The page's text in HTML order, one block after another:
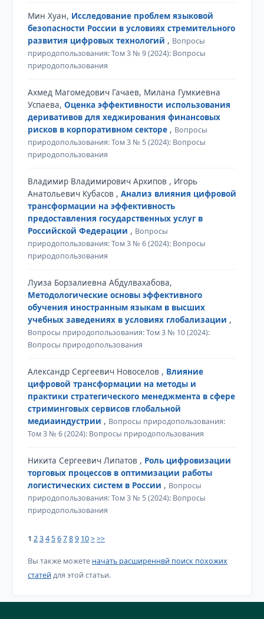
Мин Хуан, Исследование проблем языковой
безопасности России в условиях стремительного
развития цифровых технологий , Вопросы
природопользования: Том 3 № 9 (2024): Вопросы
природопользования
Ахмед Магомедович Гачаев, Милана Гумкиевна
Успаева, Оценка эффективности использования
деривативов для хеджирования финансовых
рисков в корпоративном секторе , Вопросы
природопользования: Том 3 № 5 (2024): Вопросы
природопользования
Владимир Владимирович Архипов , Игорь
Анатольевич Кубасов , Анализ влияния цифровой
трансформации на эффективность
предоставления государственных услуг в
Российской Федерации , Вопросы
природопользования: Том 3 № 6 (2024): Вопросы
природопользования
Луиза Борзалиевна Абдулвахабова,
Методологические основы эффективного
обучения иностранным языкам в высших
учебных заведениях в условиях глобализации ,
Вопросы природопользования: Том 3 № 10 (2024):
Вопросы природопользования
Александр Сергеевич Новоселов , Влияние
цифровой трансформации на методы и
практики стратегического менеджмента в сфере
стриминговых сервисов глобальной
медиаиндустрии , Вопросы природопользования:
Том 3 № 6 (2024): Вопросы природопользования
Никита Сергеевич Липатов , Роль цифровизации
торговых процессов в оптимизации работы
логистических систем в России , Вопросы
природопользования: Том 3 № 5 (2024): Вопросы
природопользования
1 23456789 10>>>
Вы также можете начать расширеннвй поиск похожих
статей для этой статьи.